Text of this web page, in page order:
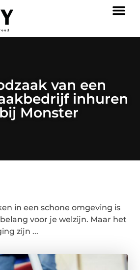
van een
inhuren
Monster
in een schone omgeving is
voor je welzijn. Maar het
zijn ...